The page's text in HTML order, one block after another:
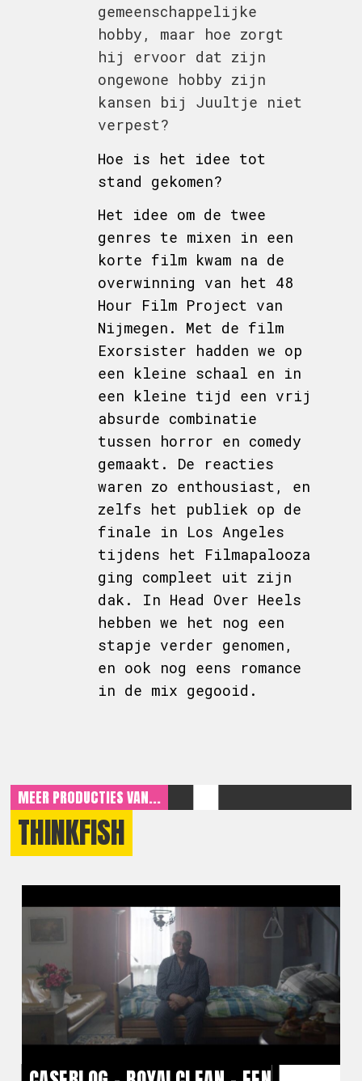
gemeenschappelijke
hobby, maar hoe zorgt
hij ervoor dat zijn
ongewone hobby zijn
kansen bij Juultje niet
verpest?
Hoe is het idee tot
stand gekomen?
Het idee om de twee
genres te mixen in een
korte film kwam na de
overwinning van het 48
Hour Film Project van
Nijmegen. Met de film
Exorsister hadden we op
een kleine schaal en in
een kleine tijd een vrij
absurde combinatie
tussen horror en comedy
gemaakt. De reacties
waren zo enthousiast, en
zelfs het publiek op de
finale in Los Angeles
tijdens het Filmapalooza
ging compleet uit zijn
dak. In Head Over Heels
hebben we het nog een
stapje verder genomen,
en ook nog eens romance
in de mix gegooid.
MEER PRODUCTIES VAN...
THINKFISH